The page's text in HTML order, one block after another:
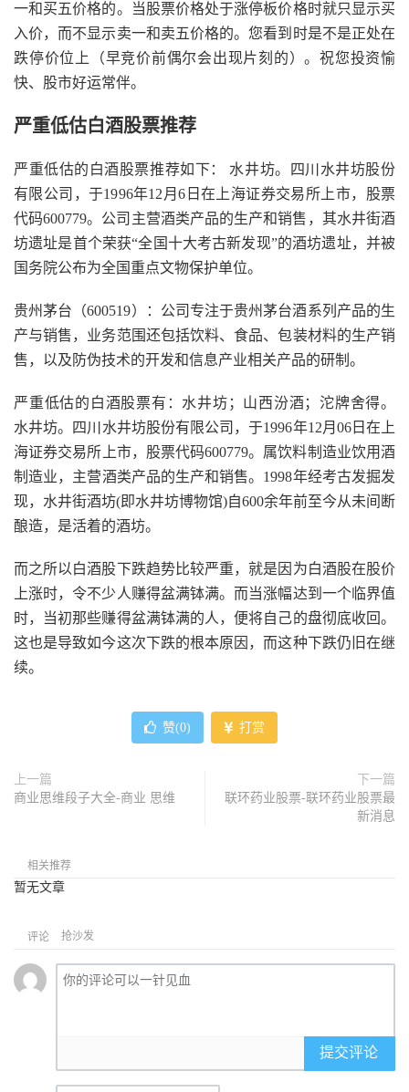
一和买五价格的。当股票价格处于涨停板价格时就只显示买
入价，而不显示卖一和卖五价格的。您看到时是不是正处在
跌停价位上（早竞价前偶尔会出现片刻的）。祝您投资愉
快、股市好运常伴。
严重低估白酒股票推荐
严重低估的白酒股票推荐如下： 水井坊。四川水井坊股份
有限公司，于1996年12月6日在上海证券交易所上市，股票
代码600779。公司主营酒类产品的生产和销售，其水井街酒
坊遗址是首个荣获“全国十大考古新发现”的酒坊遗址，并被
国务院公布为全国重点文物保护单位。
贵州茅台（600519）：公司专注于贵州茅台酒系列产品的生
产与销售，业务范围还包括饮料、食品、包装材料的生产销
售，以及防伪技术的开发和信息产业相关产品的研制。
严重低估的白酒股票有：水井坊；山西汾酒；沱牌舍得。
水井坊。四川水井坊股份有限公司，于1996年12月06日在上
海证券交易所上市，股票代码600779。属饮料制造业饮用酒
制造业，主营酒类产品的生产和销售。1998年经考古发掘发
现，水井街酒坊(即水井坊博物馆)自600余年前至今从未间断
酿造，是活着的酒坊。
而之所以白酒股下跌趋势比较严重，就是因为白酒股在股价
上涨时，令不少人赚得盆满钵满。而当涨幅达到一个临界值
时，当初那些赚得盆满钵满的人，便将自己的盘彻底收回。
这也是导致如今这次下跌的根本原因，而这种下跌仍旧在继
续。
赞(0) 打赏
上一篇
商业思维段子大全-商业 思维
下一篇
联环药业股票-联环药业股票最
新消息
相关推荐
暂无文章
评论 抢沙发
提交评论